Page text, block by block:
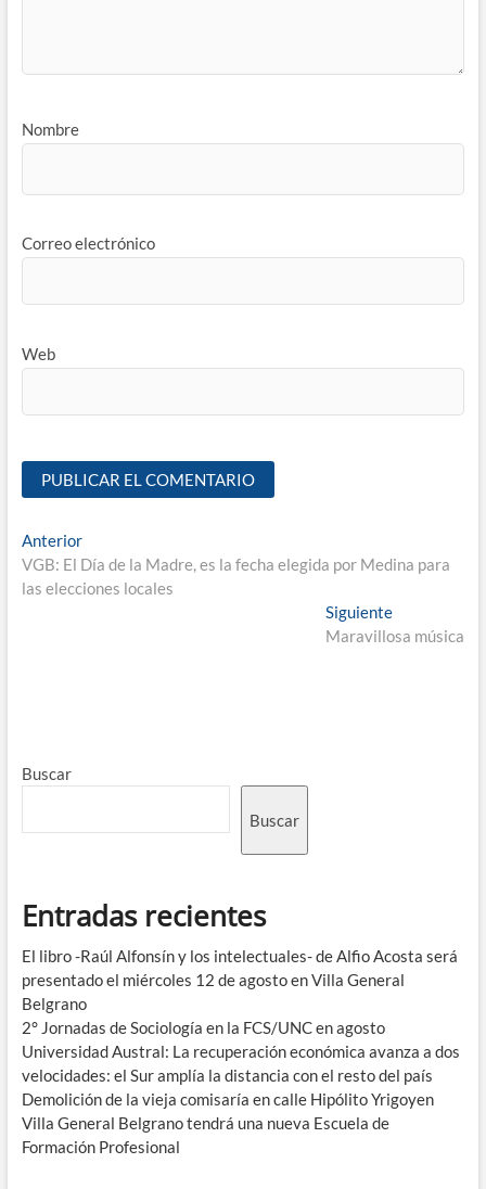
Nombre
Correo electrónico
Web
Anterior
VGB: El Día de la Madre, es la fecha elegida por Medina para
las elecciones locales
Siguiente
Maravillosa música
Buscar
Buscar
Entradas recientes
El libro -Raúl Alfonsín y los intelectuales- de Alfio Acosta será
presentado el miércoles 12 de agosto en Villa General
Belgrano
2° Jornadas de Sociología en la FCS/UNC en agosto
Universidad Austral: La recuperación económica avanza a dos
velocidades: el Sur amplía la distancia con el resto del país
Demolición de la vieja comisaría en calle Hipólito Yrigoyen
Villa General Belgrano tendrá una nueva Escuela de
Formación Profesional